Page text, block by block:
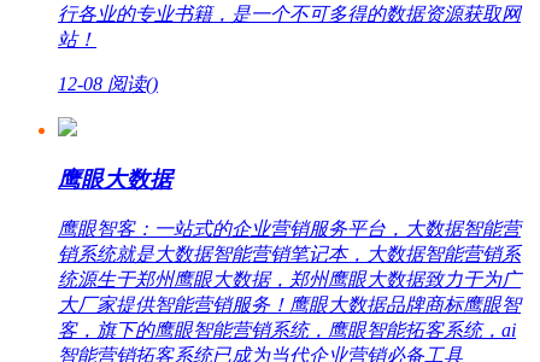
行各业的专业书籍，是一个不可多得的数据资源获取网
站！
12-08 阅读()
鹰眼大数据
鹰眼智客：一站式的企业营销服务平台，大数据智能营
销系统就是大数据智能营销笔记本，大数据智能营销系
统源生于郑州鹰眼大数据，郑州鹰眼大数据致力于为广
大厂家提供智能营销服务！鹰眼大数据品牌商标鹰眼智
客，旗下的鹰眼智能营销系统，鹰眼智能拓客系统，ai
智能营销拓客系统已成为当代企业营销必备工具